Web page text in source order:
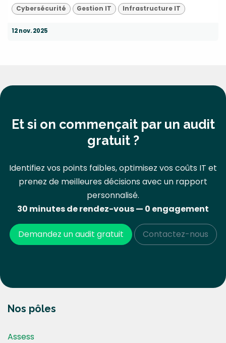
Cybersécurité Gestion IT Infrastructure IT
12 nov. 2025
Et si on commençait par un audit
gratuit ?
Identifiez vos points faibles, optimisez vos coûts IT et
prenez de meilleures décisions avec un rapport
personnalisé.
30 minutes de rendez-vous — 0 engagement
Demandez un audit gratuit Contactez-nous
Nos pôles
Assess